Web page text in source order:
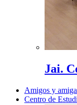
Jai.
Amigos y
Centro de